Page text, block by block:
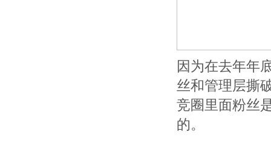
因为在去年年
丝和管理层撕
竞圈里面粉丝
的。